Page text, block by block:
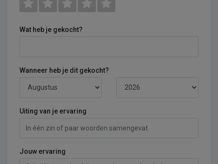
Wat heb je gekocht?
Wanneer heb je dit gekocht?
Uiting van je ervaring
Jouw ervaring